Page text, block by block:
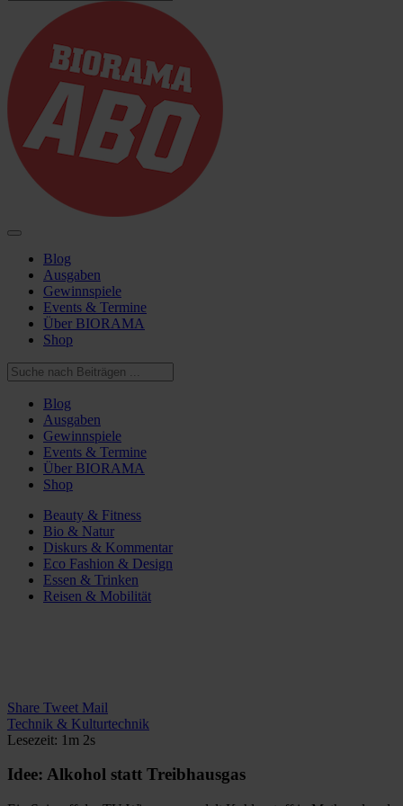
Blog
Ausgaben
Gewinnspiele
Events & Termine
Über BIORAMA
Shop
Blog
Ausgaben
Gewinnspiele
Events & Termine
Über BIORAMA
Shop
Beauty & Fitness
Bio & Natur
Diskurs & Kommentar
Eco Fashion & Design
Essen & Trinken
Reisen & Mobilität
Share Tweet Mail
Technik & Kulturtechnik
Lesezeit: 1m 2s
Idee: Alkohol statt Treibhausgas